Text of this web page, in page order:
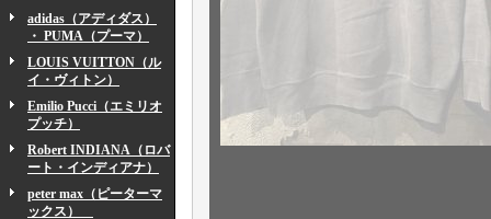
adidas（アディダス）
・ PUMA（プーマ）
LOUIS VUITTON（ル
イ・ヴィトン）
Emilio Pucci（エミリオ
プッチ）
Robert INDIANA（ロバ
ート・インディアナ）
peter max（ピーターマ
ックス）